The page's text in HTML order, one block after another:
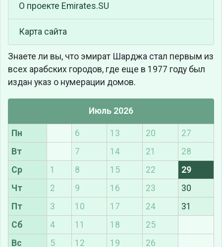
О проекте Emirates.SU
Карта сайта
Знаете ли вы, что эмират Шарджа стал первым из
всех арабских городов, где еще в 1977 году был
издан указ о нумерации домов.
Июль 2026
Пн 6 13 20
27
Вт
7 14 21
28
Ср
1 8 15 22
29
Чт
2 9 16 23
30
Пт
3 10 17 24
31
Сб
4 11 18
25
Вс
5 12 19 26